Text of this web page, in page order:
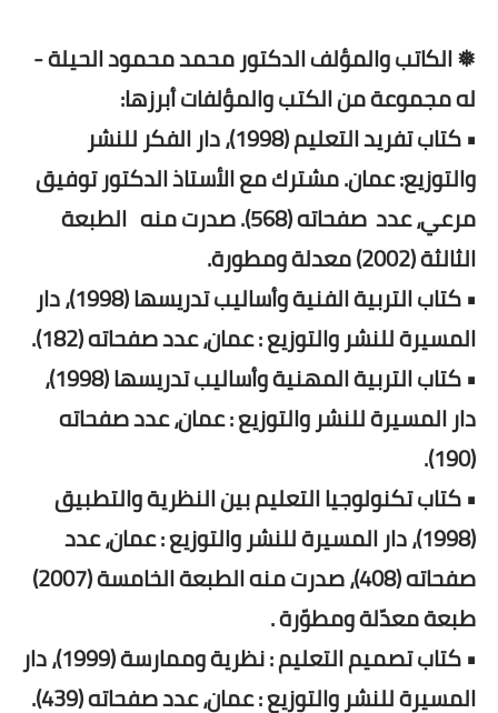
❅ الكاتب والمؤلف الدكتور محمد محمود الحيلة -
له مجموعة من الكتب والمؤلفات أبرزها:
• كتاب تفريد التعليم (1998)، دار الفكر للنشر
والتوزيع: عمان. مشترك مع الأستاذ الدكتور توفيق
مرعي، عدد صفحاته (568). صدرت منه الطبعة
الثالثة (2002) معدلة ومطورة.
• كتاب التربية الفنية وأساليب تدريسها (1998)، دار
المسيرة للنشر والتوزيع : عمان، عدد صفحاته (182).
• كتاب التربية المهنية وأساليب تدريسها (1998)،
دار المسيرة للنشر والتوزيع : عمان، عدد صفحاته
(190).
• كتاب تكنولوجيا التعليم بين النظرية والتطبيق
(1998)، دار المسيرة للنشر والتوزيع : عمان، عدد
صفحاته (408)، صدرت منه الطبعة الخامسة (2007)
طبعة معدّلة ومطوّرة .
• كتاب تصميم التعليم : نظرية وممارسة (1999)، دار
المسيرة للنشر والتوزيع : عمان، عدد صفحاته (439).